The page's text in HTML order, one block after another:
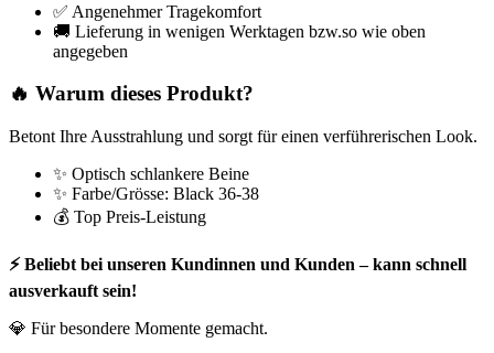
✅ Angenehmer Tragekomfort
🚚 Lieferung in wenigen Werktagen bzw.so wie oben
angegeben
🔥 Warum dieses Produkt?
Betont Ihre Ausstrahlung und sorgt für einen verführerischen Look.
✨ Optisch schlankere Beine
✨ Farbe/Grösse: Black 36-38
💰 Top Preis-Leistung
⚡ Beliebt bei unseren Kundinnen und Kunden – kann schnell
ausverkauft sein!
💎 Für besondere Momente gemacht.